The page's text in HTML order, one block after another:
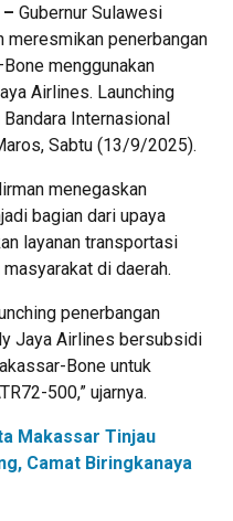
– Gubernur Sulawesi
meresmikan penerbangan
menggunakan
Airlines. Launching
Internasional
Sabtu (13/9/2025).
menegaskan
bagian dari upaya
layanan transportasi
di daerah.
penerbangan
Jaya Airlines bersubsidi
Bone untuk
500,” ujarnya.
Makassar Tinjau
Camat Biringkanaya